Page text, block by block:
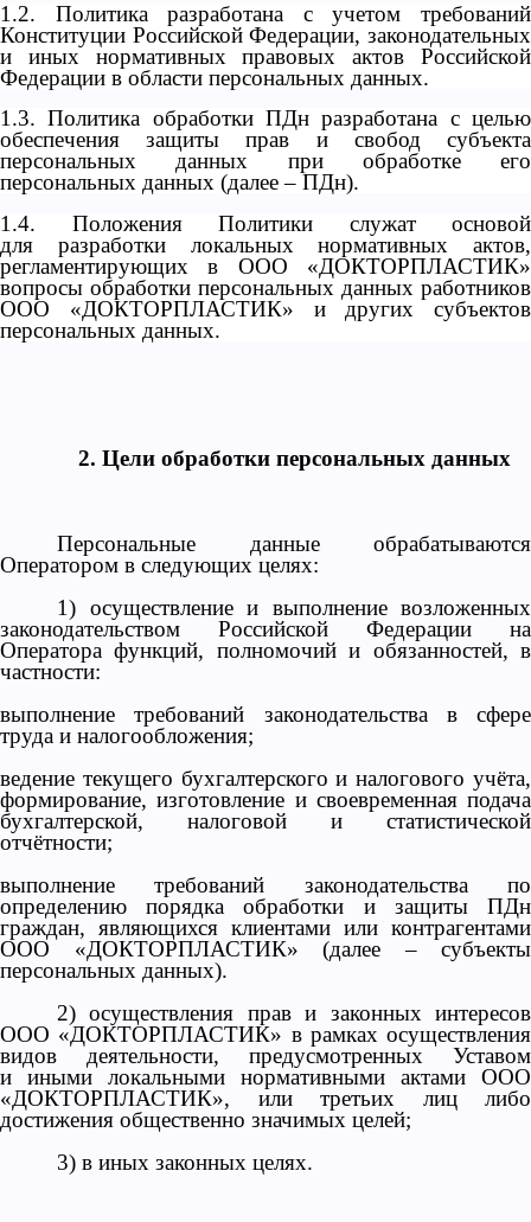
1.2. Политика разработана с учетом требований
Конституции Российской Федерации, законодательных
и иных нормативных правовых актов Российской
Федерации в области персональных данных.
1.3. Политика обработки ПДн разработана с целью
обеспечения защиты прав и свобод субъекта
персональных данных при обработке его
персональных данных (далее – ПДн).
1.4. Положения Политики служат основой
для разработки локальных нормативных актов,
регламентирующих в ООО «ДОКТОРПЛАСТИК»
вопросы обработки персональных данных работников
ООО «ДОКТОРПЛАСТИК» и других субъектов
персональных данных.
2. Цели обработки персональных данных
Персональные данные обрабатываются
Оператором в следующих целях:
1) осуществление и выполнение возложенных
законодательством Российской Федерации на
Оператора функций, полномочий и обязанностей, в
частности:
выполнение требований законодательства в сфере
труда и налогообложения;
ведение текущего бухгалтерского и налогового учёта,
формирование, изготовление и своевременная подача
бухгалтерской, налоговой и статистической
отчётности;
выполнение требований законодательства по
определению порядка обработки и защиты ПДн
граждан, являющихся клиентами или контрагентами
ООО «ДОКТОРПЛАСТИК» (далее – субъекты
персональных данных).
2) осуществления прав и законных интересов
ООО «ДОКТОРПЛАСТИК» в рамках осуществления
видов деятельности, предусмотренных Уставом
и иными локальными нормативными актами ООО
«ДОКТОРПЛАСТИК», или третьих лиц либо
достижения общественно значимых целей;
3) в иных законных целях.